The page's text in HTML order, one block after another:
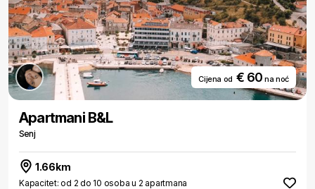
Cijena od € 60na noć
Apartmani B&L
Senj
1.66km
Kapacitet: od 2 do 10 osoba u 2 apartmana